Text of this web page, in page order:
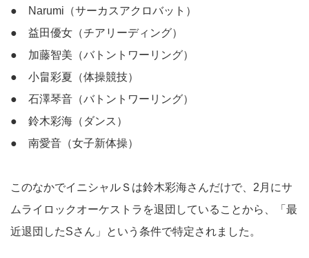
● Narumi（サーカスアクロバット）
● 益田優女（チアリーディング）
● 加藤智美（バトントワーリング）
● 小畠彩夏（体操競技）
● 石澤琴音（バトントワーリング）
● 鈴木彩海（ダンス）
● 南愛音（女子新体操）
このなかでイニシャルＳは鈴木彩海さんだけで、2月にサ
ムライロックオーケストラを退団していることから、「最
近退団したSさん」という条件で特定されました。